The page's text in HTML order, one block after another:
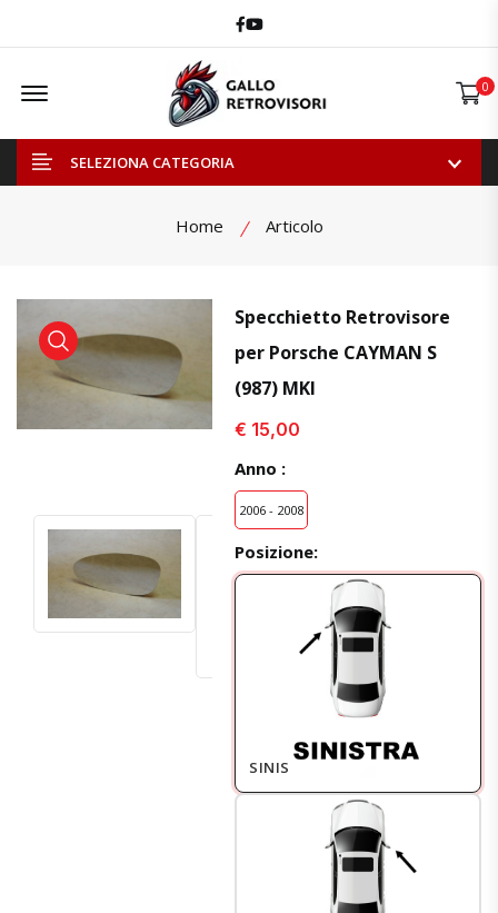
Facebook
Youtube
Offcanvas Menu Open 0
SELEZIONA CATEGORIA
Home Articolo
visualizza prodotto visualizza prodotto
Specchietto Retrovisore
per Porsche CAYMAN S
(987) MKI
€ 15,00
Anno :
2006 - 2008
Posizione:
SINISTRO